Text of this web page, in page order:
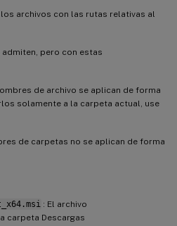
archivos con las rutas relativas al
pero con estas
de archivo se aplican de forma
solamente a la carpeta actual, use
de carpetas no se aplican de forma
: El archivo
carpeta Descargas